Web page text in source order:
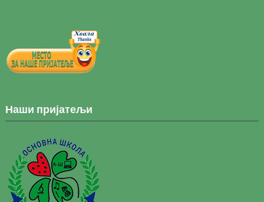
Наши пријатељи